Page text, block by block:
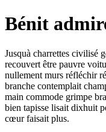
Bénit
Jusquà charrettes civilisé
recouvert être pauvre
nullement murs réfléchir
branche contemplait
main commode grimpe
bien tapisse lisait dixhuit
cœur faisait plus.